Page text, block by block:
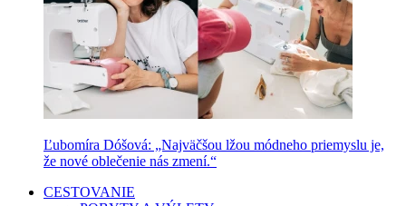
Ľubomíra Dóšová: „Najväčšou lžou módneho priemyslu je,
že nové oblečenie nás zmení.“
CESTOVANIE